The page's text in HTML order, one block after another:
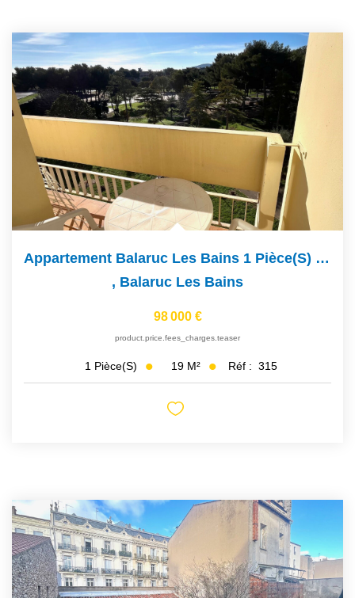
Appartement Balaruc Les Bains 1 Pièce(s) 19 M2
, Balaruc Les Bains
98 000 €
product.price.fees_charges.teaser
1 Pièce(s) 19 M² Réf : 315